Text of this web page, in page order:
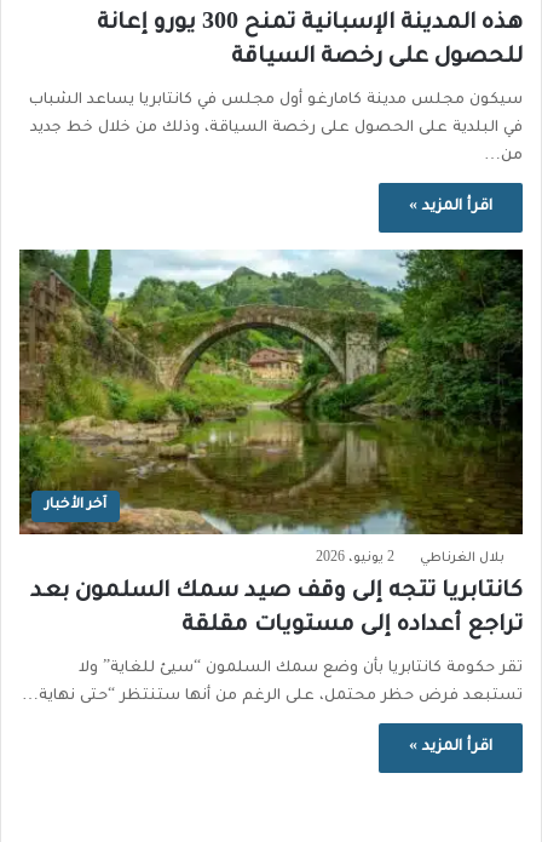
هذه المدينة الإسبانية تمنح 300 يورو إعانة
للحصول على رخصة السياقة
سيكون مجلس مدينة كامارغو أول مجلس في كانتابريا يساعد الشباب
في البلدية على الحصول على رخصة السياقة، وذلك من خلال خط جديد
من…
اقرأ المزيد »
آخر الأخبار
بلال الغرناطي 2 يونيو، 2026
كانتابريا تتجه إلى وقف صيد سمك السلمون بعد
تراجع أعداده إلى مستويات مقلقة
تقر حكومة كانتابريا بأن وضع سمك السلمون “سيئ للغاية” ولا
تستبعد فرض حظر محتمل، على الرغم من أنها ستنتظر “حتى نهاية…
اقرأ المزيد »